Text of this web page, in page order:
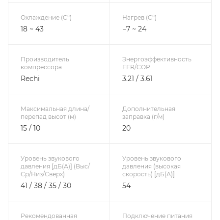
Охлаждение (С°)
18 ~ 43
Нагрев (С°)
−7 ~ 24
Производитель
компрессора
Rechi
Энергоэффективность
EER/COP
3.21 / 3.61
Максимальная длина/
перепад высот (м)
15 / 10
Дополнительная
заправка (г/м)
20
Уровень звукового
давления [дБ(А)] (Выс/
Ср/Низ/Сверх)
41 / 38 / 35 / 30
Уровень звукового
давления (высокая
скорость) [дБ(А)]
54
Рекомендованная
Подключение питания